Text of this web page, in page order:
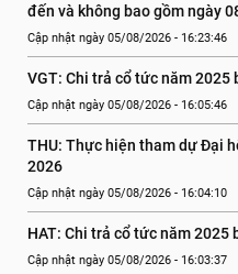
đến và không bao gồm ngày
Cập nhật ngày 05/08/2026 - 16:23:46
VGT: Chi trả cổ tức năm 2025
Cập nhật ngày 05/08/2026 - 16:05:46
THU: Thực hiện tham dự Đại
2026
Cập nhật ngày 05/08/2026 - 16:04:10
HAT: Chi trả cổ tức năm 2025
Cập nhật ngày 05/08/2026 - 16:03:37